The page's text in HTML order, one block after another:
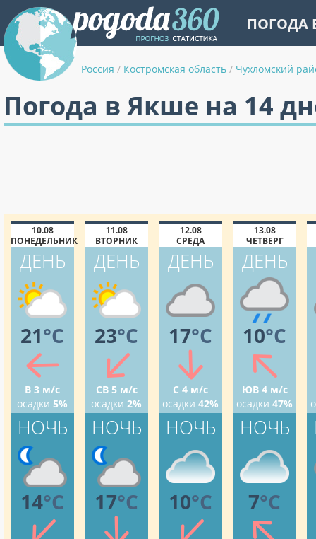
ПОГОДА
Россия / Костромская область / Чухломский
Погода в Якше на 14
10.08
ПОНЕДЕЛЬНИК
ДЕНЬ
21°C
В 3 м/с
осадки 5%
НОЧЬ
14°C
11.08
ВТОРНИК
ДЕНЬ
23°C
СВ 5 м/с
осадки 2%
НОЧЬ
17°C
12.08
СРЕДА
ДЕНЬ
17°C
С 4 м/с
осадки 42%
НОЧЬ
10°C
13.08
ЧЕТВЕРГ
ДЕНЬ
10°C
ЮВ 4 м/с
осадки 47%
НОЧЬ
7°C